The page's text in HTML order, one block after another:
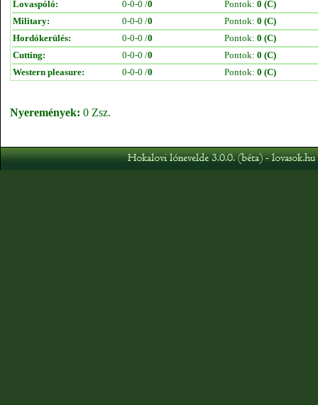
Lovaspóló:
0-0-0 /0 Pontok: 0 (C)
Military:
0-0-0 /0 Pontok: 0 (C)
Hordókerülés:
0-0-0 /0 Pontok: 0 (C)
Cutting:
0-0-0 /0 Pontok: 0 (C)
Western pleasure:
0-0-0 /0 Pontok: 0 (C)
Nyeremények: 0 Zsz.